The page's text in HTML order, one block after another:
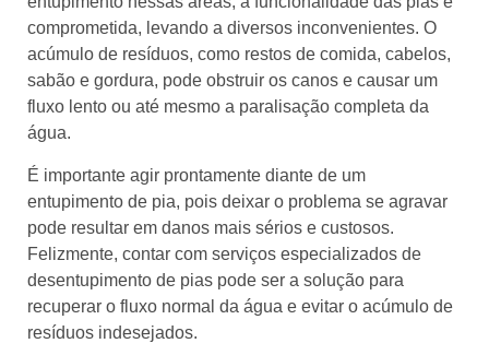
comprometida, levando a diversos inconvenientes. O
acúmulo de resíduos, como restos de comida, cabelos,
sabão e gordura, pode obstruir os canos e causar um
fluxo lento ou até mesmo a paralisação completa da
água.
É importante agir prontamente diante de um
entupimento de pia, pois deixar o problema se agravar
pode resultar em danos mais sérios e custosos.
Felizmente, contar com serviços especializados de
desentupimento de pias pode ser a solução para
recuperar o fluxo normal da água e evitar o acúmulo de
resíduos indesejados.